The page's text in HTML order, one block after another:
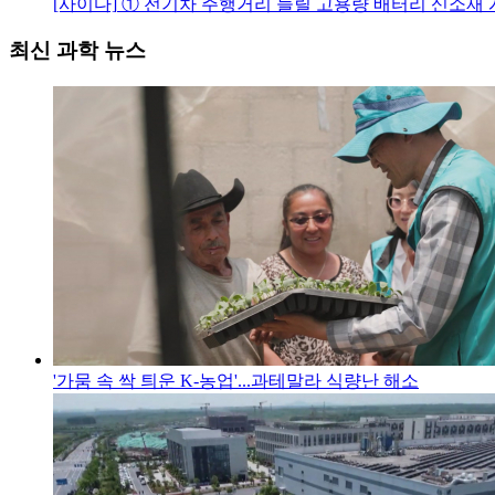
최신 과학 뉴스
'가뭄 속 싹 틔운 K-농업'...과테말라 식량난 해소